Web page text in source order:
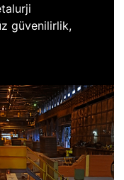
güvenilirlik,